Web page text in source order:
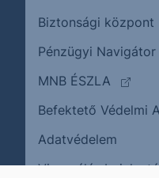
Biztonsági központ
Pénzügyi Navigátor
MNB ÉSZLA
(külső
Befektető Védelmi
Adatvédelem
Visszaélés